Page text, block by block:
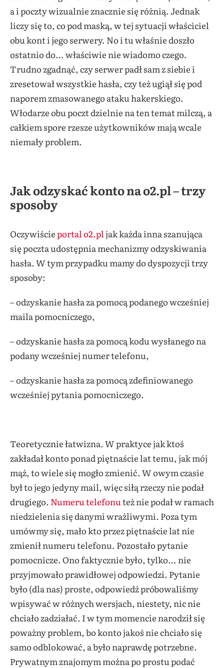
a i poczty wizualnie znacznie się różnią. Jednak
liczy się to, co pod maską, w tej sytuacji właściciel
obu kont i jego serwery. No i tu właśnie doszło
ostatnio do… właściwie nie wiadomo czego.
Trudno zgadnąć, czy serwer padł sam z siebie i
zresetował wszystkie hasła, czy też ugiął się pod
naporem zmasowanego ataku hakerskiego.
Włodarze obu poczt dzielnie na ten temat milczą, a
całkiem spore rzesze użytkowników mają wcale
niemały problem.
Jak odzyskać konto na o2.pl – trzy
sposoby
Oczywiścieportal o2.pl jak każda inna szanująca
się poczta udostępnia mechanizmy odzyskiwania
hasła. W tym przypadku mamy do dyspozycji trzy
sposoby:
– odzyskanie hasła za pomocą podanego wcześniej
maila pomocniczego,
– odzyskanie hasła za pomocą kodu wysłanego na
podany wcześniej numer telefonu,
– odzyskanie hasła za pomocą zdefiniowanego
wcześniej pytania pomocniczego.
Teoretycznie łatwizna. W praktyce jak ktoś
zakładał konto ponad piętnaście lat temu, jak mój
mąż, to wiele się mogło zmienić. W owym czasie
był to jego jedyny mail, więc siłą rzeczy nie podał
drugiego. Numeru telefonu też nie podał w ramach
niedzielenia się danymi wrażliwymi. Poza tym
umówmy się, mało kto przez piętnaście lat nie
zmienił numeru telefonu. Pozostało pytanie
pomocnicze. Ono faktycznie było, tylko… nie
przyjmowało prawidłowej odpowiedzi. Pytanie
było (dla nas) proste, odpowiedź próbowaliśmy
wpisywać w różnych wersjach, niestety, nic nie
chciało zadziałać. I w tym momencie narodził się
poważny problem, bo konto jakoś nie chciało się
samo odblokować, a było naprawdę potrzebne.
Prywatnym znajomym można po prostu podać